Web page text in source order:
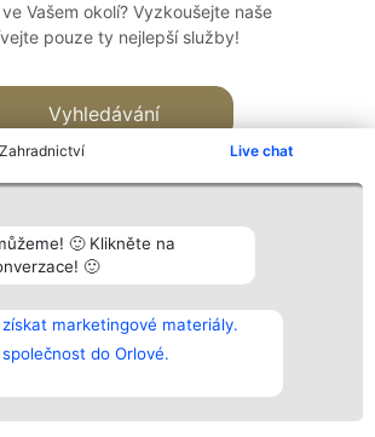
Live chat
🙂 Klikněte na
🙂
marketingové materiály.
do Orlové.
Vašem okolí? Vyzkoušejte naše
pouze ty nejlepší služby!
Vyhledávání
o.
Vítězové
Seznam všech
laureátů
Zásady
Zásady
Kontakt